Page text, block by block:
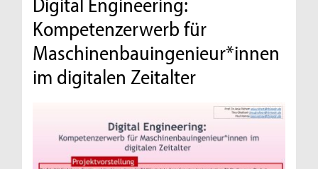
Kompetenzerwerb für
Maschinenbauingenieur*innen
im digitalen Zeitalter